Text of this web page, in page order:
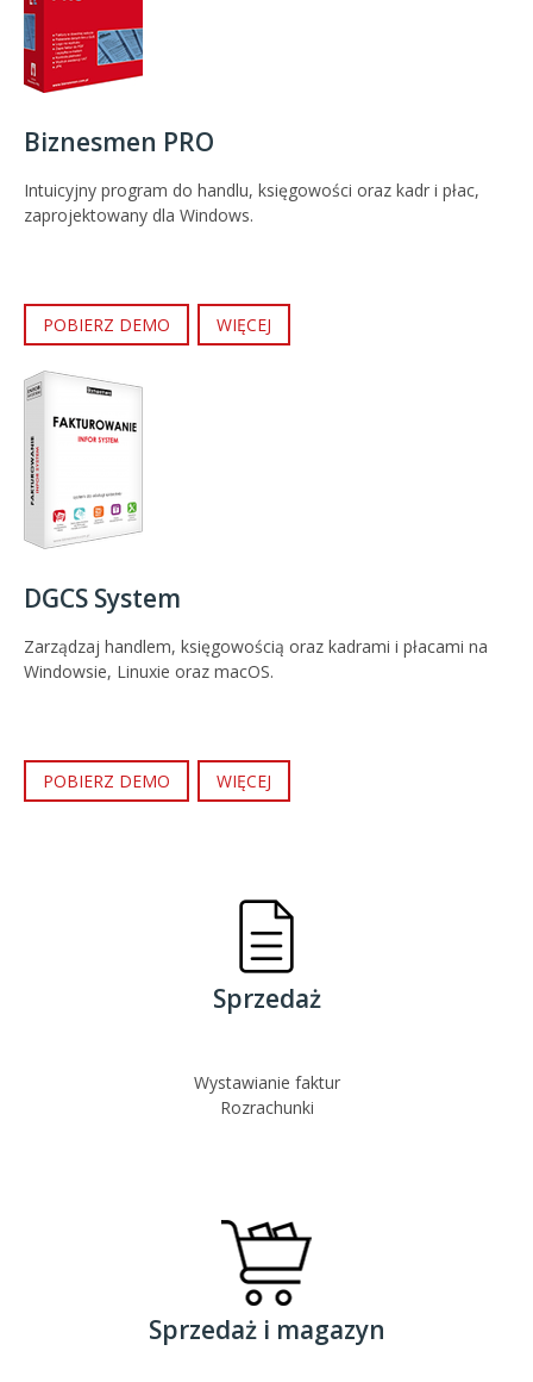
Biznesmen PRO
Intuicyjny program do handlu, księgowości oraz kadr i płac,
zaprojektowany dla Windows.
POBIERZ DEMO WIĘCEJ
DGCS System
Zarządzaj handlem, księgowością oraz kadrami i płacami na
Windowsie, Linuxie oraz macOS.
POBIERZ DEMO WIĘCEJ
Sprzedaż
Wystawianie faktur
Rozrachunki
Sprzedaż i magazyn